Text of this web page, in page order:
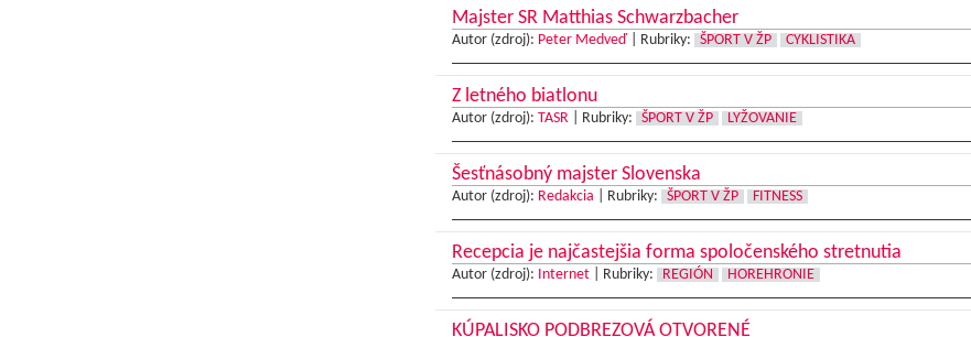
Majster SR Matthias Schwarzbacher
Autor (zdroj): Peter Medveď| Rubriky: ŠPORT V ŽP CYKLISTIKA
Z letného biatlonu
Autor (zdroj): TASR| Rubriky: ŠPORT V ŽP LYŽOVANIE
Šesťnásobný majster Slovenska
Autor (zdroj): Redakcia Rubriky: ŠPORT V ŽP FITNESS
Recepcia je najčastejšia forma spoločenského stretnutia
Autor (zdroj): Internet| Rubriky: REGIÓN HOREHRONIE
KÚPALISKO PODBREZOVÁ OTVORENÉ